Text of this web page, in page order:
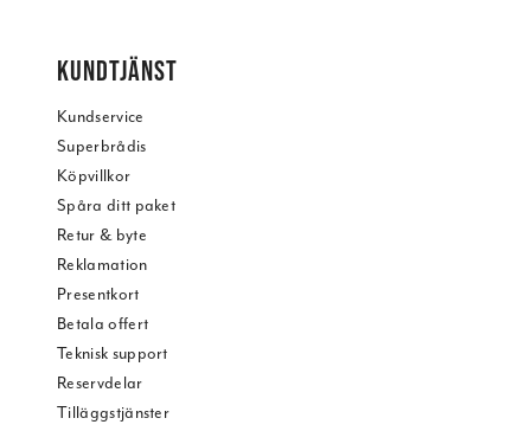
KUNDTJÄNST
Kundservice
Superbrådis
Köpvillkor
Spåra ditt paket
Retur & byte
Reklamation
Presentkort
Betala offert
Teknisk support
Reservdelar
Tilläggstjänster